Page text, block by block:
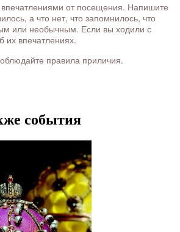
от посещения. Напишите
а что нет, что запомнилось, что
или необычным. Если вы ходили с
их впечатлениях.
правила приличия.
события